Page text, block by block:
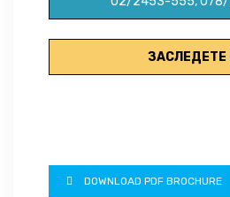
ЗАСЛЕДЕТЕ
DOWNLOAD PDF BROCHURE